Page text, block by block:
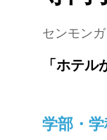
センモン
「ホテ
学部・